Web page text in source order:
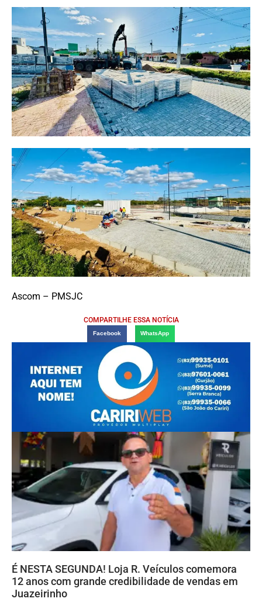
Ascom – PMSJC
COMPARTILHE ESSA NOTÍCIA
Facebook WhatsApp
É NESTA SEGUNDA! Loja R. Veículos comemora
12 anos com grande credibilidade de vendas em
Juazeirinho